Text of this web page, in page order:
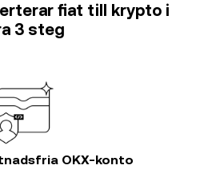
fiat till krypto i
3 steg
OKX-konto